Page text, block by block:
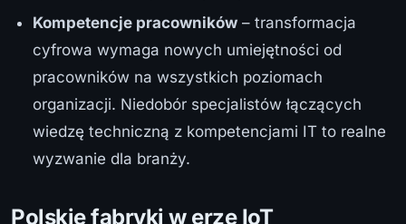
Kompetencje pracowników – transformacja
cyfrowa wymaga nowych umiejętności od
pracowników na wszystkich poziomach
organizacji. Niedobór specjalistów łączących
wiedzę techniczną z kompetencjami IT to realne
wyzwanie dla branży.
Polskie fabryki w erze IoT